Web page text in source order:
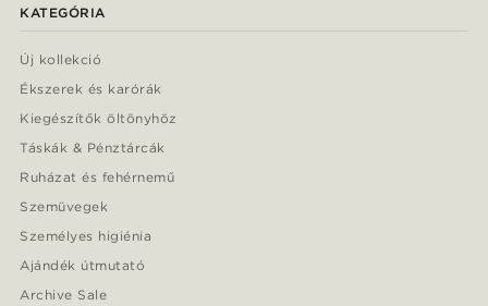
KATEGÓRIA
Új kollekció
Ékszerek és karórák
Kiegészítők öltönyhöz
Táskák & Pénztárcák
Ruházat és fehérnemű
Szemüvegek
Személyes higiénia
Ajándék útmutató
Archive Sale